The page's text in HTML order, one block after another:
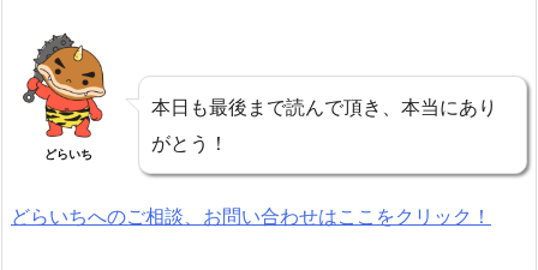
どらいち
本日も最後まで読んで頂き、本当にあり
がとう！
どらいちへのご相談、お問い合わせはここをクリック！